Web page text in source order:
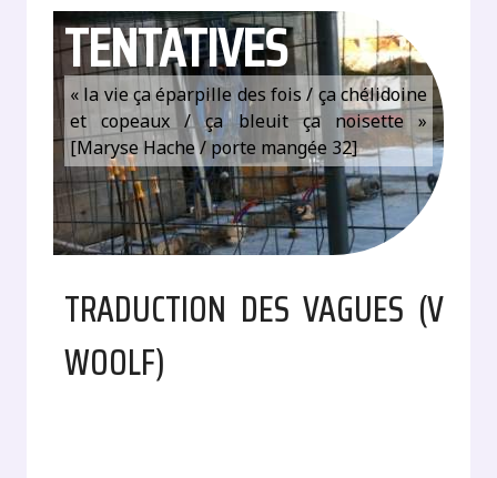
TENTATIVES
« la vie ça éparpille des fois / ça chélidoine
et copeaux / ça bleuit ça noisette »
[Maryse Hache / porte mangée 32]
TRADUCTION DES VAGUES (V
WOOLF)